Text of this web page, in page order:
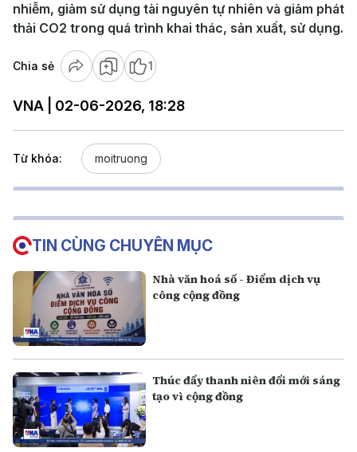
nhiễm, giảm sử dụng tài nguyên tự nhiên và giảm phát
thải CO2 trong quá trình khai thác, sản xuất, sử dụng.
Chia sẻ 1
VNA | 02-06-2026, 18:28
Từ khóa: moitruong
TIN CÙNG CHUYÊN MỤC
Nhà văn hoá số - Điểm dịch vụ
công cộng đồng
Thúc đẩy thanh niên đổi mới sáng
tạo vì cộng đồng